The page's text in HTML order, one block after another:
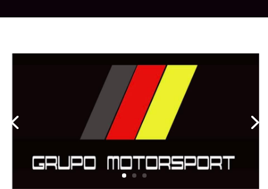
¿Todavía sigues pensando que la
Casa Oficial vehículo es la Mejor
Opción?